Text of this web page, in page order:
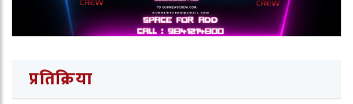
प्रतिक्रिया